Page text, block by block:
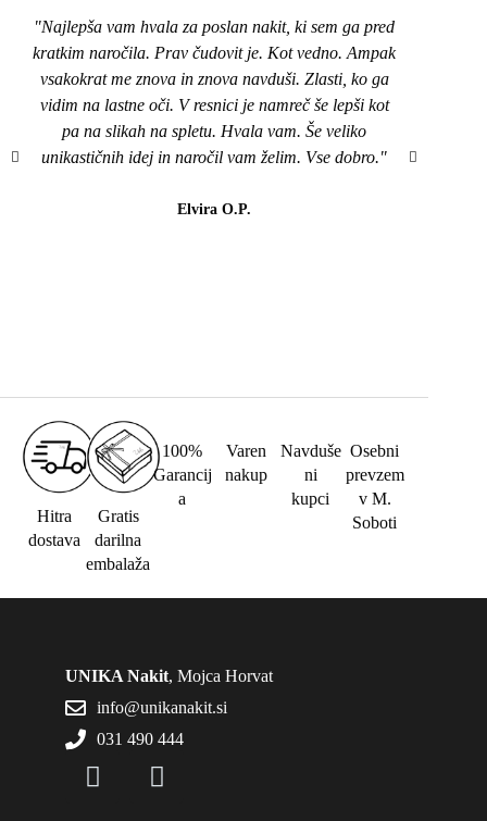
"Najlepša vam hvala za poslan nakit, ki sem ga pred
kratkim naročila. Prav čudovit je. Kot vedno. Ampak
vsakokrat me znova in znova navduši. Zlasti, ko ga
vidim na lastne oči. V resnici je namreč še lepši kot
pa na slikah na spletu. Hvala vam. Še veliko
unikastičnih idej in naročil vam želim. Vse dobro."
Elvira O.P.
Hitra
dostava
Gratis
darilna
embalaža
100%
Garancij
a
Varen
nakup
Navduše
ni
kupci
Osebni
prevzem
v M.
Soboti
UNIKA Nakit, Mojca Horvat
info@unikanakit.si
031 490 444